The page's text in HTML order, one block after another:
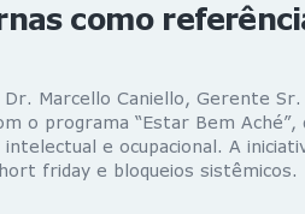
como
Marcello Caniello, Gerente Sr.
o programa “Estar Bem Aché”,
e ocupacional. A
friday e bloqueios sistêmicos.